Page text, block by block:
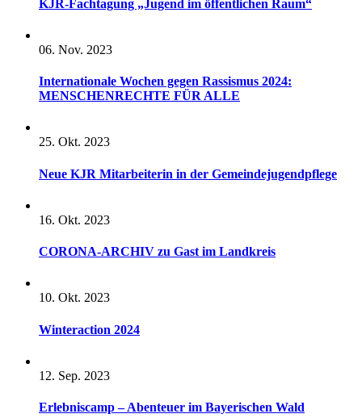
KJR-Fachtagung „Jugend im öffentlichen Raum“
06. Nov. 2023
Internationale Wochen gegen Rassismus 2024:
MENSCHENRECHTE FÜR ALLE
25. Okt. 2023
Neue KJR Mitarbeiterin in der Gemeindejugendpflege
16. Okt. 2023
CORONA-ARCHIV zu Gast im Landkreis
10. Okt. 2023
Winteraction 2024
12. Sep. 2023
Erlebniscamp – Abenteuer im Bayerischen Wald